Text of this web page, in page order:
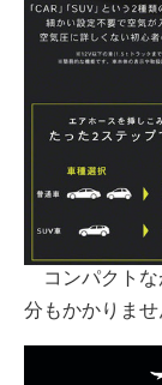
コンパクトな
分もかかりませ